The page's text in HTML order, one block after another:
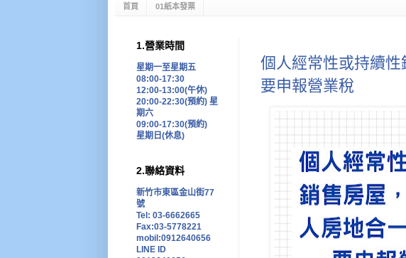
首頁 01紙本發票
個人經常性或持續
要申報營業稅
1.營業時間
星期一至星期五
08:00-17:30
12:00-13:00(午休)
20:00-22:30(預約) 星
期六
09:00-17:30(預約)
星期日 (休息)
2.聯絡資料
新竹市東區金山街77
號
Tel: 03-6662665
Fax:03-5778221
mobil:0912640656
LINE ID